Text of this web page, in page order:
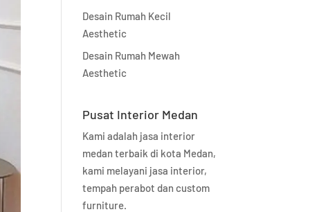
Desain Rumah Kecil
Aesthetic
Desain Rumah Mewah
Aesthetic
Pusat Interior Medan
Kami adalah jasa interior
medan terbaik di kota Medan,
kami melayani jasa interior,
tempah perabot dan custom
furniture.